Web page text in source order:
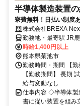
半導体製造装置
寮費無料！日払い制度
株式会社BREXA
勤務地・最寄駅 JR
多～八代)/植木駅,車
敷地内に無料の駐車
時給1,400円以上
熊本県菊池市
勤務時間・期間 【
【勤務期間】 長期
給与変動なし
仕事内容 ◇半導体製
書に従い装置を組み